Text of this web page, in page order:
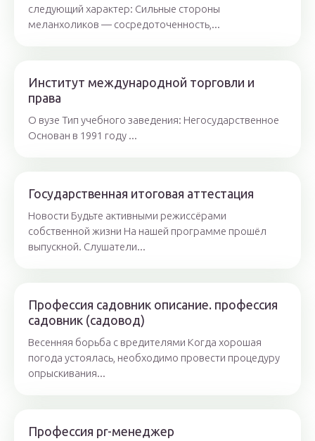
следующий характер: Сильные стороны
меланхоликов — сосредоточенность,...
Институт международной торговли и
права
О вузе Тип учебного заведения: Негосударственное
Основан в 1991 году ...
Государственная итоговая аттестация
Новости Будьте активными режиссёрами
собственной жизни На нашей программе прошёл
выпускной. Слушатели...
Профессия садовник описание. профессия
садовник (садовод)
Весенняя борьба с вредителями Когда хорошая
погода устоялась, необходимо провести процедуру
опрыскивания...
Профессия pr-менеджер